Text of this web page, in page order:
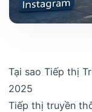
Tại sao Tiếp thị
2025
Tiếp thị truyền